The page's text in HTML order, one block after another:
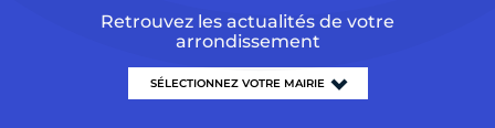
Retrouvez les actualités de votre
arrondissement